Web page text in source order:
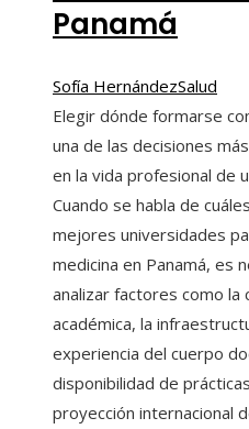
Panamá
Sofía HernándezSalud
Elegir dónde formarse
una de las decisiones
en la vida profesional de
Cuando se habla de
mejores universidades
medicina en Panamá, es
analizar factores como la
académica, la
experiencia del cuerpo
disponibilidad de
proyección internacional